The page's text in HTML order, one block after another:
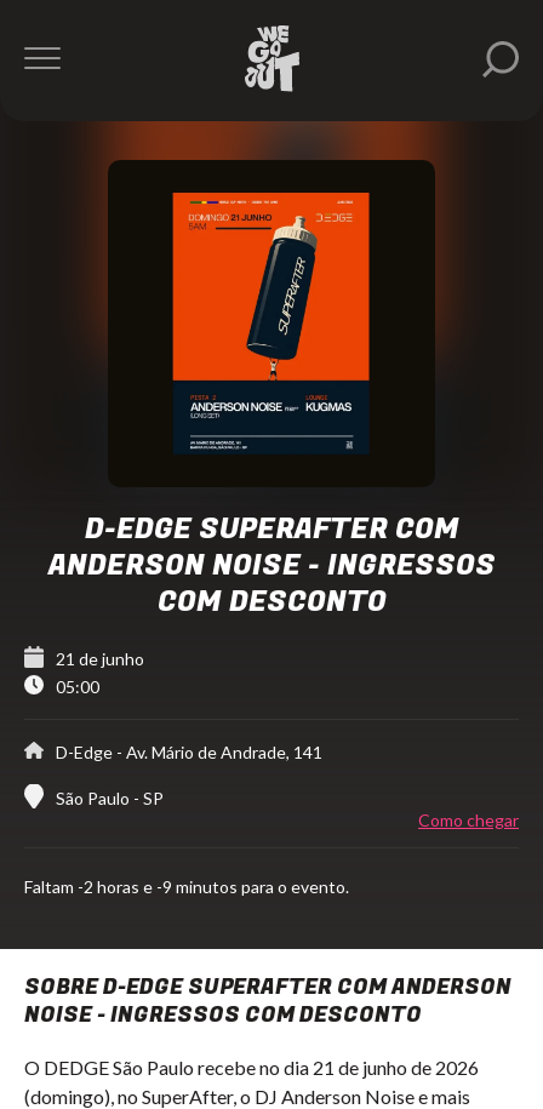
https://www.instagram.com/dedgesp/
D-EDGE SUPERAFTER COM
ANDERSON NOISE - INGRESSOS
COM DESCONTO
21 de junho
05:00
D-Edge - Av. Mário de Andrade, 141
São Paulo - SP
Como chegar
Faltam -2 horas e -9 minutos para o evento.
SOBRE D-EDGE SUPERAFTER COM ANDERSON
NOISE - INGRESSOS COM DESCONTO
O DEDGE São Paulo recebe no dia 21 de junho de 2026
(domingo), no SuperAfter, o DJ Anderson Noise e mais